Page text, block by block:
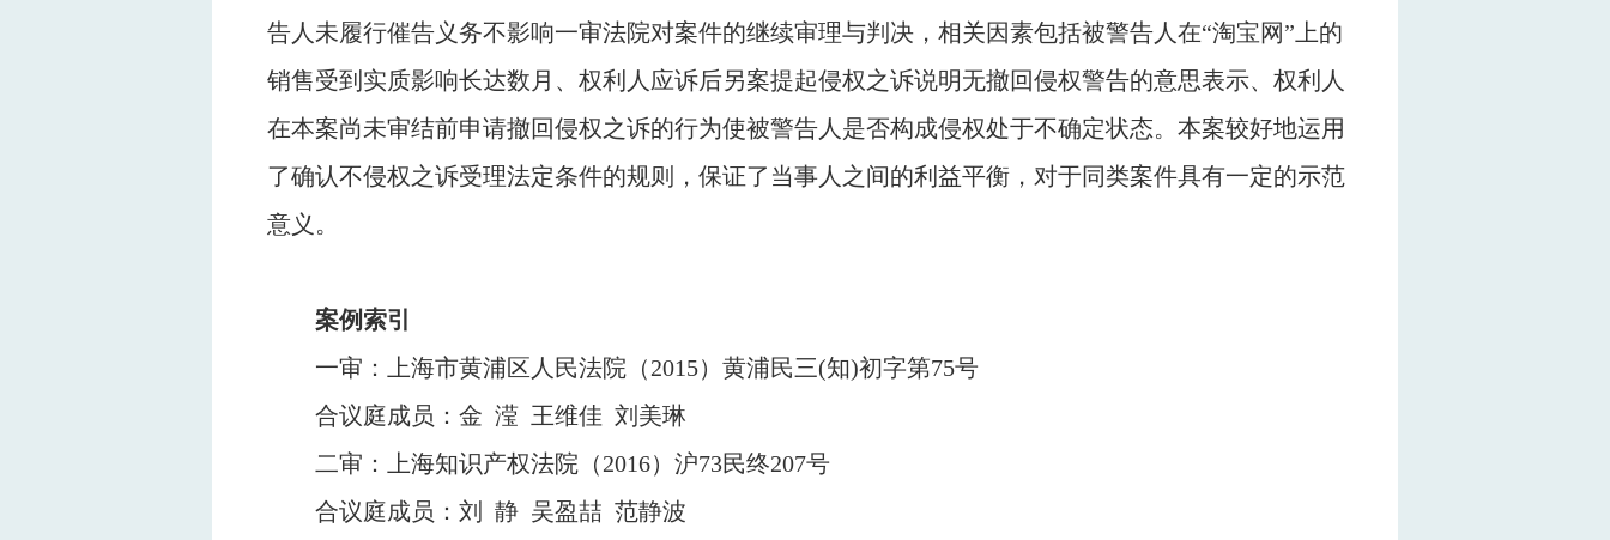
告人未履行催告义务不影响一审法院对案件的继续审理与判决，相关因素包括被警告人在“淘宝网”上的
销售受到实质影响长达数月、权利人应诉后另案提起侵权之诉说明无撤回侵权警告的意思表示、权利人
在本案尚未审结前申请撤回侵权之诉的行为使被警告人是否构成侵权处于不确定状态。本案较好地运用
了确认不侵权之诉受理法定条件的规则，保证了当事人之间的利益平衡，对于同类案件具有一定的示范
意义。
案例索引
一审：上海市黄浦区人民法院 （2015）黄浦民三(知)初字第75号
合议庭成员：金 滢 王维佳 刘美琳
二审：上海知识产权法院（2016）沪73民终207号
合议庭成员：刘
静 吴盈喆 范静波